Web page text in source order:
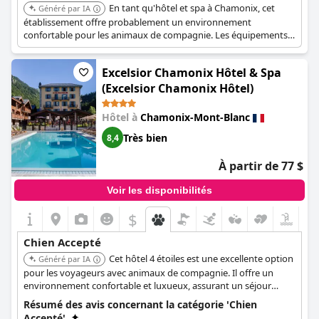
Généré par IA
En tant qu'hôtel et spa à Chamonix, cet
établissement offre probablement un environnement
confortable pour les animaux de compagnie. Les équipements
de spa suggèrent un niveau de service plus élevé, incluant
potentiellement la garde d'animaux ou des zones dédiées aux
Excelsior Chamonix Hôtel & Spa
(Excelsior Chamonix Hôtel)
Hôtel à Chamonix-Mont-Blanc
8,4 Très bien
À partir de 77 $
Voir les disponibilités
$
Chien Accepté
Généré par IA
Cet hôtel 4 étoiles est une excellente option
pour les voyageurs avec animaux de compagnie. Il offre un
environnement confortable et luxueux, assurant un séjour
agréable pour les clients et leurs animaux.
Résumé des avis concernant la catégorie 'Chien